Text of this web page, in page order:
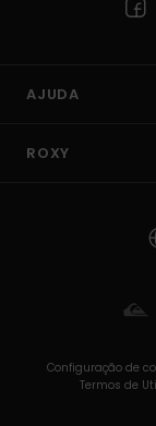
AJUDA
ROXY
Configuração de
Termos de